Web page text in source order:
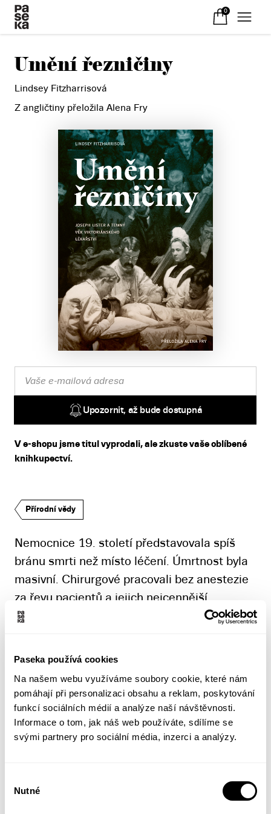
Paseka používá cookies
Na našem webu využíváme soubory cookie, které nám
pomáhají při personalizaci obsahu a reklam, poskytování
funkcí sociálních médií a analýze naší návštěvnosti.
Informace o tom, jak náš web používáte, sdílíme se
svými partnery pro sociální média, inzerci a analýzy.
souhlasu
Nutné
0
Umění řezničiny
Lindsey Fitzharrisová
Z angličtiny přeložila Alena Fry
Přírodní vědy
Nemocnice 19. století představovala spíš
bránu smrti než místo léčení. Úmrtnost byla
masivní. Chirurgové pracovali bez anestezie
za řevu pacientů a jejich nejcennější
vlastností nebyla pečlivost, ale rychlost.
operace krvavou exhibicí pro lačné oči
až 1875. Chirurg Joseph Lister se přiklání k
nehoráznému tvrzením Louise Pasteura, že
původcem infekcí jsou bakterie, a svádí
odvážný a nerovný boj o prosazení antisepse
odehrával v přízračných kulisách viktoriánské
Anglie, líčí oceňovaná kniha sugestivním,
Upozornit, až bude dostupná
V e-shopu jsme titul vyprodali, ale zkuste vaše oblíbené
knihkupectví.